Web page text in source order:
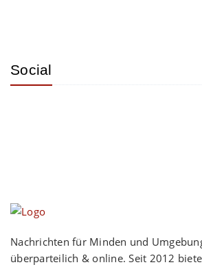
Social
Nachrichten für Minden und
überparteilich & online. Seit 2012